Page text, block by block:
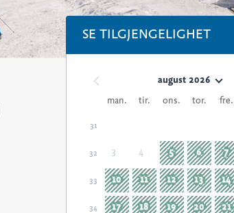
SE TILGJENGELIGHET
august 2026
man.
tir. ons. tor. fre.
31
32 3 4 5 6 7
33 10 11 12 13 14
34 17 18 19 20 21